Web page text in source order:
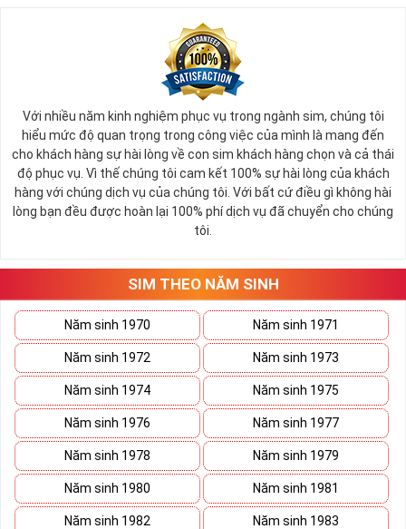
Với nhiều năm kinh nghiệm phục vụ trong ngành sim, chúng tôi
hiểu mức độ quan trọng trong công việc của mình là mang đến
cho khách hàng sự hài lòng về con sim khách hàng chọn và cả thái
độ phục vụ. Vì thế chúng tôi cam kết 100% sự hài lòng của khách
hàng với chúng dịch vụ của chúng tôi. Với bất cứ điều gì không hài
lòng bạn đều được hoàn lại 100% phí dịch vụ đã chuyển cho chúng
tôi.
SIM THEO NĂM SINH
Năm sinh 1970 Năm sinh 1971
Năm sinh 1972 Năm sinh 1973
Năm sinh 1974 Năm sinh 1975
Năm sinh 1976 Năm sinh 1977
Năm sinh 1978 Năm sinh 1979
Năm sinh 1980 Năm sinh 1981
Năm sinh 1982 Năm sinh 1983